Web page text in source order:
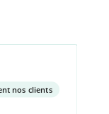
nos clients